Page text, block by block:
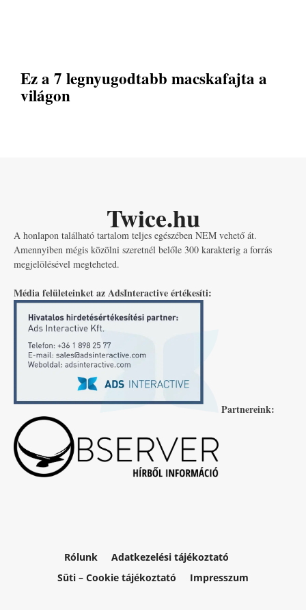
Ez a 7 legnyugodtabb macskafajta a
világon
Twice.hu
A honlapon található tartalom teljes egészében NEM vehető át.
Amennyiben mégis közölni szeretnél belőle 300 karakterig a forrás
megjelölésével megteheted.
Média felületeinket az AdsInteractive értékesíti:
Partnereink:
Rólunk
Adatkezelési tájékoztató
Süti – Cookie tájékoztató
Impresszum